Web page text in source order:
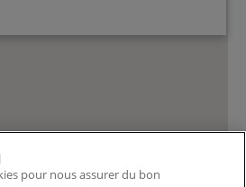
pour nous assurer du bon